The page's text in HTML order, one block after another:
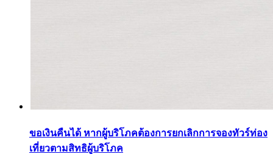
ขอเงินคืนได้ หากผู้บริโภคต้องการยกเลิกการจองทัวร์ท่อง
เที่ยวตามสิทธิผู้บริโภค